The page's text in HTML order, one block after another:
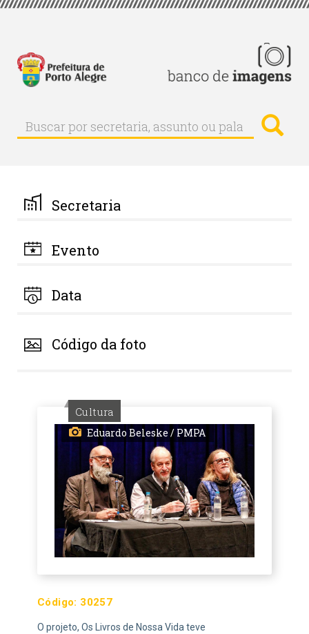
Pular
principal
Buscar
Buscar
por
palavra-
chave
Secretaria
Evento
Data
Código da foto
Cultura
Eduardo Beleske / PMPA
Código: 30257
O projeto, Os Livros de Nossa Vida teve